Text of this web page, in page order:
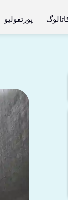
پورتفولیو